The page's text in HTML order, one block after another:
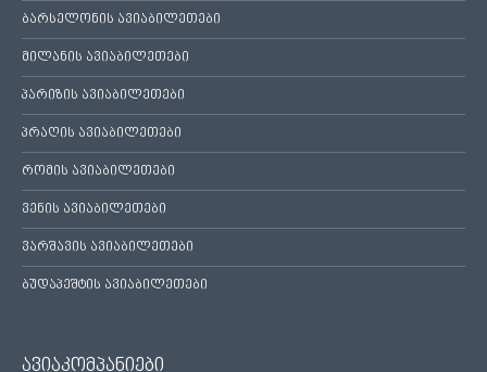
ბარსელონის ავიაბილეთები
მილანის ავიაბილეთები
პარიზის ავიაბილეთები
პრაღის ავიაბილეთები
რომის ავიაბილეთები
ვენის ავიაბილეთები
ვარშავის ავიაბილეთები
ბუდაპეშტის ავიაბილეთები
ავიაკომპანიები